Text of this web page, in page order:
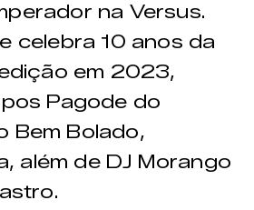
na Versus.
celebra 10 anos da
em 2023,
Pagode do
Bem Bolado,
além de DJ Morango